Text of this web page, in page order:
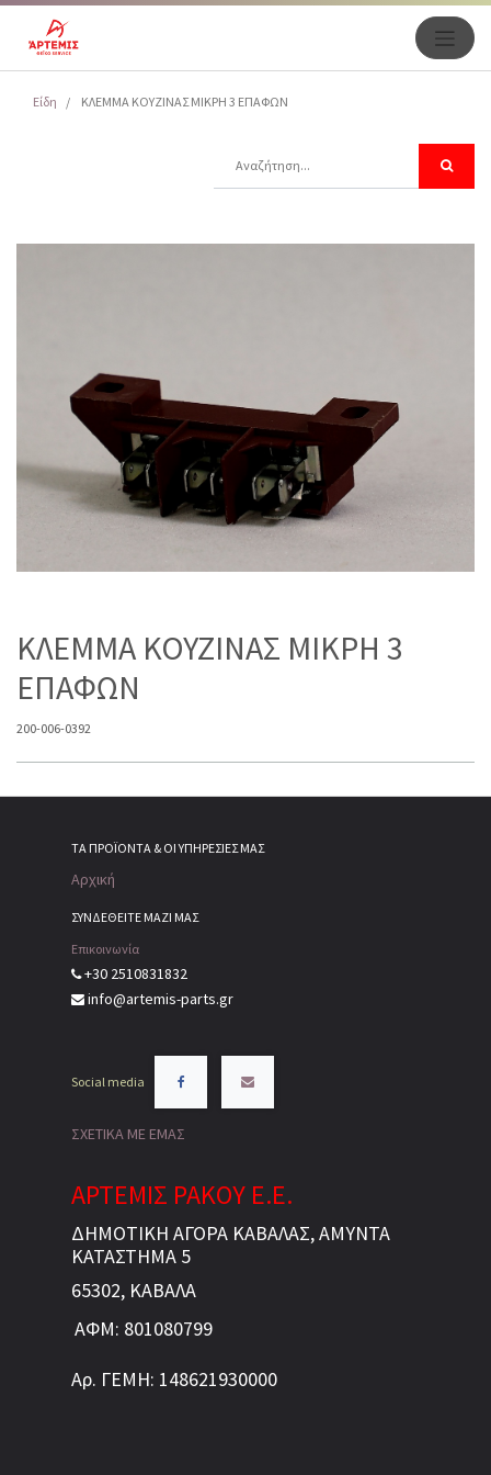
Είδη ΚΛΕΜΜΑ ΚΟΥΖΙΝΑΣ MIKPH 3 ΕΠΑΦΩΝ
ΚΛΕΜΜΑ ΚΟΥΖΙΝΑΣ MIKPH 3
ΕΠΑΦΩΝ
200-006-0392
ΤΑ ΠΡΟΪΌΝΤΑ & ΟΙ ΥΠΗΡΕΣΊΕΣ ΜΑΣ
Αρχική
ΣΥΝΔΕΘΕΙΤΕ ΜΑΖΙ ΜΑΣ
Επικοινωνία
+30 2510831832
info@artemis-parts.gr
Social media
ΣΧΕΤΙΚΑ ΜΕ ΕΜΑΣ
ΑΡΤΕΜΙΣ ΡΑΚΟΥ Ε.Ε.
ΔΗΜΟΤΙΚΗ ΑΓΟΡΑ ΚΑΒΑΛΑΣ, ΑΜΥΝΤΑ
ΚΑΤΑΣΤΗΜΑ 5
65302, ΚΑΒΑΛΑ
ΑΦΜ: 801080799
Αρ. ΓΕΜΗ: 148621930000